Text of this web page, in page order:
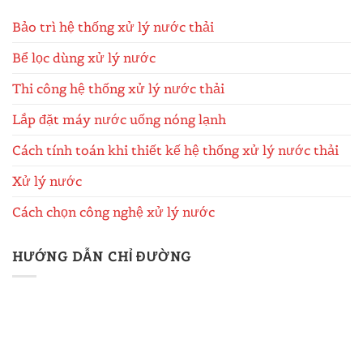
Bảo trì hệ thống xử lý nước thải
Bể lọc dùng xử lý nước
Thi công hệ thống xử lý nước thải
Lắp đặt máy nước uống nóng lạnh
Cách tính toán khi thiết kế hệ thống xử lý nước thải
Xử lý nước
Cách chọn công nghệ xử lý nước
HƯỚNG DẪN CHỈ ĐƯỜNG